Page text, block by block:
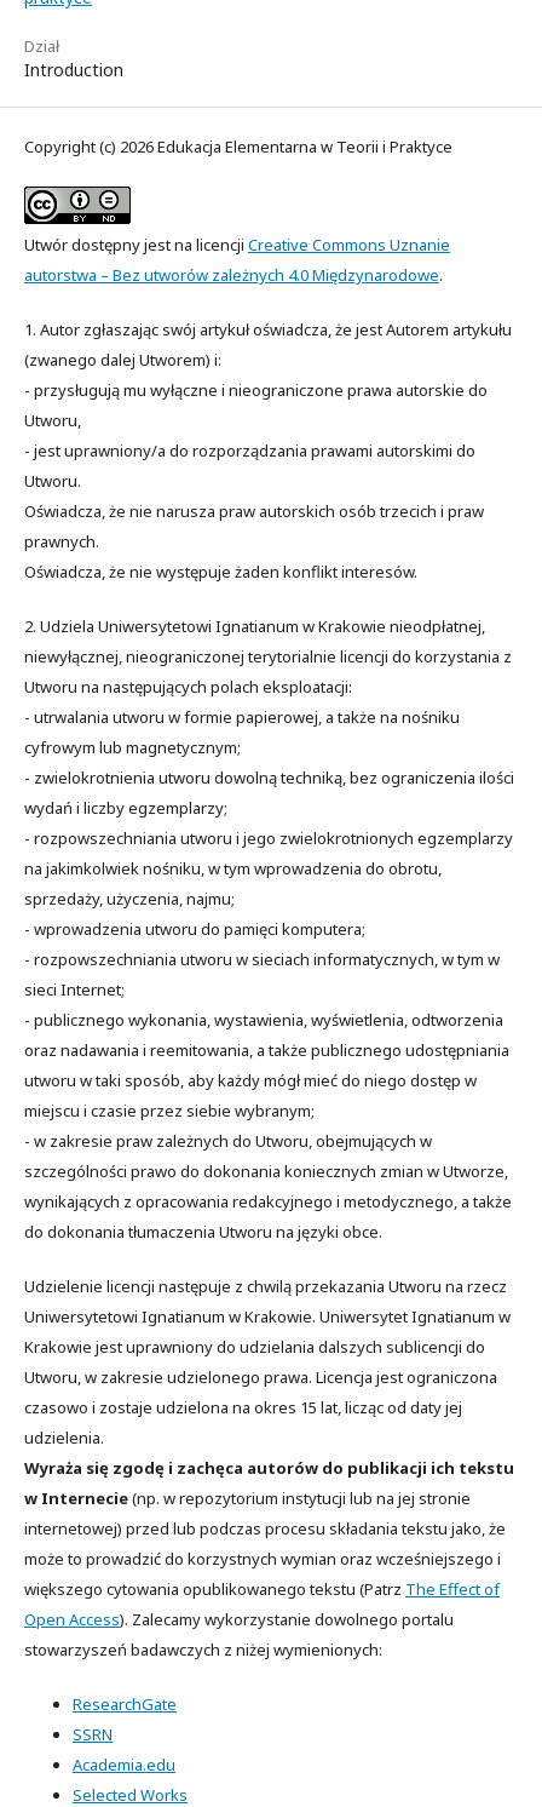
Dział
Introduction
Copyright (c) 2026 Edukacja Elementarna w Teorii i Praktyce
Utwór dostępny jest na licencji Creative Commons Uznanie
autorstwa – Bez utworów zależnych 4.0 Międzynarodowe.
1. Autor zgłaszając swój artykuł oświadcza, że jest Autorem artykułu
(zwanego dalej Utworem) i:
- przysługują mu wyłączne i nieograniczone prawa autorskie do
Utworu,
- jest uprawniony/a do rozporządzania prawami autorskimi do
Utworu.
Oświadcza, że nie narusza praw autorskich osób trzecich i praw
prawnych.
Oświadcza, że nie występuje żaden konflikt interesów.
2. Udziela Uniwersytetowi Ignatianum w Krakowie nieodpłatnej,
niewyłącznej, nieograniczonej terytorialnie licencji do korzystania z
Utworu na następujących polach eksploatacji:
- utrwalania utworu w formie papierowej, a także na nośniku
cyfrowym lub magnetycznym;
- zwielokrotnienia utworu dowolną techniką, bez ograniczenia ilości
wydań i liczby egzemplarzy;
- rozpowszechniania utworu i jego zwielokrotnionych egzemplarzy
na jakimkolwiek nośniku, w tym wprowadzenia do obrotu,
sprzedaży, użyczenia, najmu;
- wprowadzenia utworu do pamięci komputera;
- rozpowszechniania utworu w sieciach informatycznych, w tym w
sieci Internet;
- publicznego wykonania, wystawienia, wyświetlenia, odtworzenia
oraz nadawania i reemitowania, a także publicznego udostępniania
utworu w taki sposób, aby każdy mógł mieć do niego dostęp w
miejscu i czasie przez siebie wybranym;
- w zakresie praw zależnych do Utworu, obejmujących w
szczególności prawo do dokonania koniecznych zmian w Utworze,
wynikających z opracowania redakcyjnego i metodycznego, a także
do dokonania tłumaczenia Utworu na języki obce.
Udzielenie licencji następuje z chwilą przekazania Utworu na rzecz
Uniwersytetowi Ignatianum w Krakowie. Uniwersytet Ignatianum w
Krakowie jest uprawniony do udzielania dalszych sublicencji do
Utworu, w zakresie udzielonego prawa. Licencja jest ograniczona
czasowo i zostaje udzielona na okres 15 lat, licząc od daty jej
udzielenia.
Wyraża się zgodę i zachęca autorów do publikacji ich tekstu
w Internecie(np. w repozytorium instytucji lub na jej stronie
internetowej) przed lub podczas procesu składania tekstu jako, że
może to prowadzić do korzystnych wymian oraz wcześniejszego i
większego cytowania opublikowanego tekstu (Patrz The Effect of
Open Access). Zalecamy wykorzystanie dowolnego portalu
stowarzyszeń badawczych z niżej wymienionych:
ResearchGate
SSRN
Academia.edu
Selected Works